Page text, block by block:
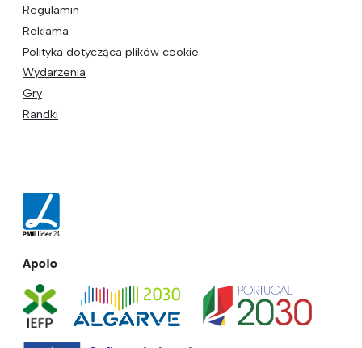
Regulamin
Reklama
Polityka dotycząca plików cookie
Wydarzenia
Gry
Randki
Apoio